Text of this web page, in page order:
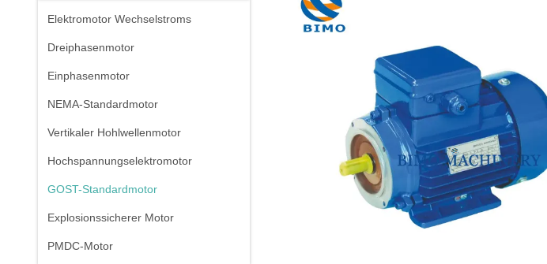
Elektromotor Wechselstroms
Dreiphasenmotor
Einphasenmotor
NEMA-Standardmotor
Vertikaler Hohlwellenmotor
Hochspannungselektromotor
GOST-Standardmotor
Explosionssicherer Motor
PMDC-Motor